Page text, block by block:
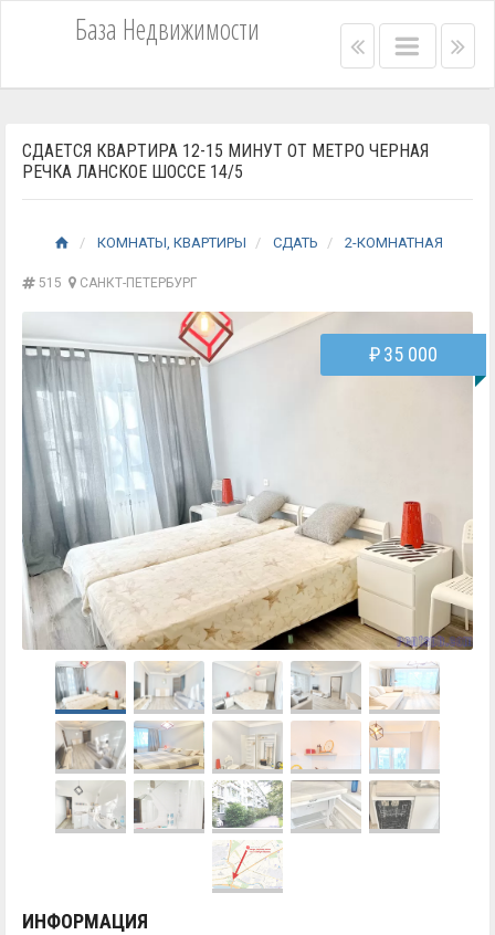
База Недвижимости Left
bar
Main
menu
Right
menu
bar
СДАЕТСЯ КВАРТИРА 12-15 МИНУТ ОТ МЕТРО ЧЕРНАЯ
РЕЧКА ЛАНСКОЕ ШОССЕ 14/5
КОМНАТЫ, КВАРТИРЫ СДАТЬ 2-КОМНАТНАЯ
515 САНКТ-ПЕТЕРБУРГ
₽35 000
ИНФОРМАЦИЯ